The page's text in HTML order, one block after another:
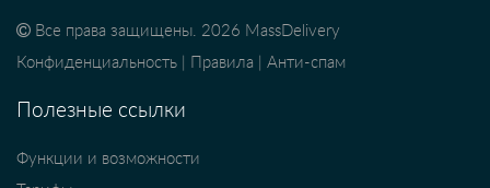
Все права защищены. 2026 MassDelivery
Конфиденциальность
Правила Анти-спам
Полезные ссылки
Функции и возможности